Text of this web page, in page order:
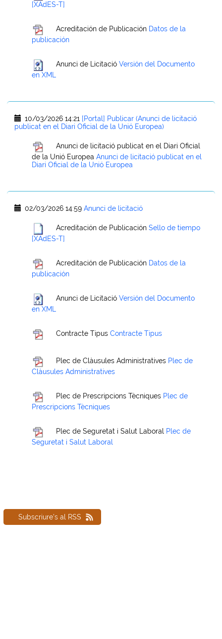
[XAdES-T]
Acreditación de Publicación Datos de la
publicación
Anunci de Licitació Versión del Documento
en XML
10/03/2026 14:21 [Portal] Publicar (Anunci de licitació
publicat en el Diari Oficial de la Unió Europea)
Anunci de licitació publicat en el Diari Oficial
de la Unió Europea Anunci de licitació publicat en el
Diari Oficial de la Unió Europea
02/03/2026 14:59 Anunci de licitació
Acreditación de Publicación Sello de tiempo
[XAdES-T]
Acreditación de Publicación Datos de la
publicación
Anunci de Licitació Versión del Documento
en XML
Contracte Tipus Contracte Tipus
Plec de Clàusules Administratives Plec de
Clàusules Administratives
Plec de Prescripcions Tècniques Plec de
Prescripcions Tècniques
Plec de Seguretat i Salut Laboral Plec de
Seguretat i Salut Laboral
Subscriure's al RSS